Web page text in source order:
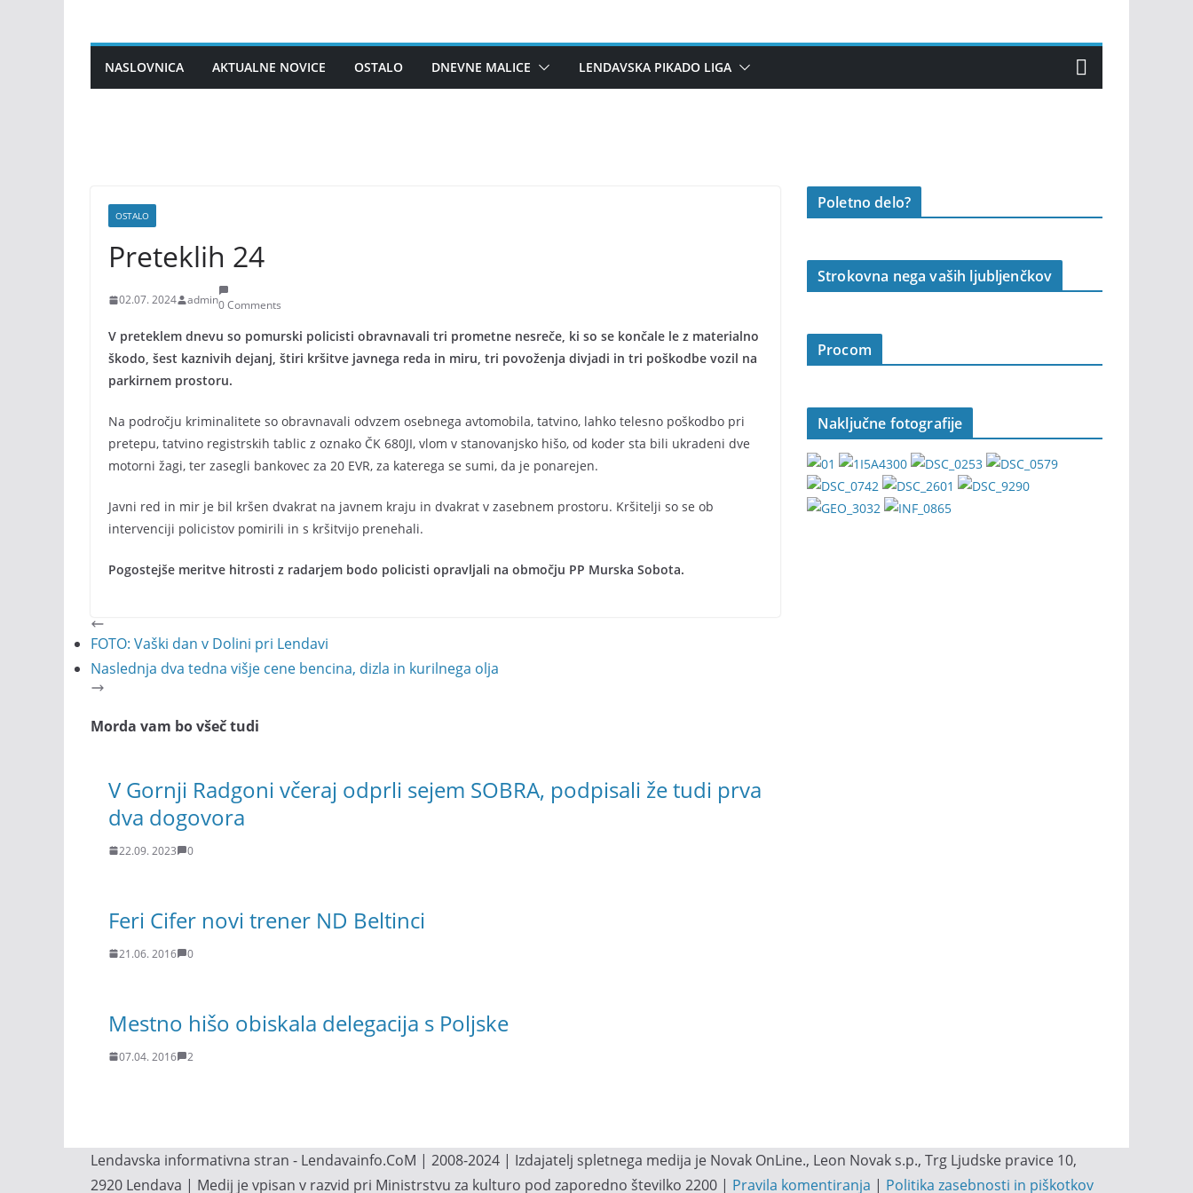
contentNASLOVNICA AKTUALNE NOVICE OSTALO DNEVNE MALICE LENDAVSKA PIKADO LIGA
OSTALO
Preteklih 24
02.07. 2024 admin0 Comments
V preteklem dnevu so pomurski policisti obravnavali tri prometne nesreče, ki so se končale le z materialno
škodo, šest kaznivih dejanj, štiri kršitve javnega reda in miru, tri povoženja divjadi in tri poškodbe vozil na
parkirnem prostoru.
Na področju kriminalitete so obravnavali odvzem osebnega avtomobila, tatvino, lahko telesno poškodbo pri
pretepu, tatvino registrskih tablic z oznako ČK 680JI, vlom v stanovanjsko hišo, od koder sta bili ukradeni dve
motorni žagi, ter zasegli bankovec za 20 EVR, za katerega se sumi, da je ponarejen.
Javni red in mir je bil kršen dvakrat na javnem kraju in dvakrat v zasebnem prostoru. Kršitelji so se ob
intervenciji policistov pomirili in s kršitvijo prenehali.
Pogostejše meritve hitrosti z radarjem bodo policisti opravljali na območju PP Murska Sobota.
FOTO: Vaški dan v Dolini pri Lendavi
Naslednja dva tedna višje cene bencina, dizla in kurilnega olja
Morda vam bo všeč tudi
V Gornji Radgoni včeraj odprli sejem SOBRA, podpisali že tudi prva
dva dogovora
22.09. 2023 0
Feri Cifer novi trener ND Beltinci
21.06. 2016 0
Mestno hišo obiskala delegacija s Poljske
07.04. 2016 2
Poletno delo?
Strokovna nega vaših ljubljenčkov
Procom
Naključne fotografije
Lendavska informativna stran - Lendavainfo.CoM | 2008-2024 | Izdajatelj spletnega medija je Novak OnLine., Leon Novak s.p., Trg Ljudske pravice 10,
2920 Lendava | Medij je vpisan v razvid pri Ministrstvu za kulturo pod zaporedno številko 2200 | Pravila komentiranja | Politika zasebnosti in piškotkov